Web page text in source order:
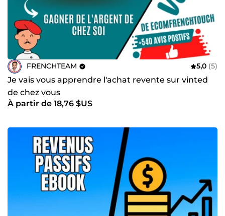
FRENCHTEAM 5,0 (5)
Je vais vous apprendre l'achat revente sur vinted
de chez vous
À partir de 18,76 $US